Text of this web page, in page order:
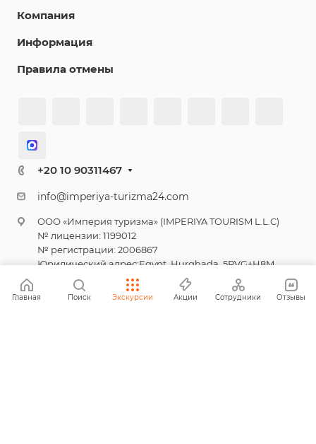
Компания
Информация
Правила отмены
+20 10 90311467
info@imperiya-turizma24.com
ООО «Империя туризма» (IMPERIYA TOURISM L.L.C)
№ лицензии: 1199012
№ регистрации: 2006867
Юридический адрес:Egypt, Hurghada, 5RVG+H8M,
Unnamed Road, Touristic Villages, Hurghada 1, Red Sea
Governorate 85411
Главная Поиск Экскурсии Акции Сотрудники Отзывы